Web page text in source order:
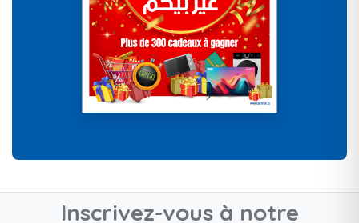
Inscrivez-vous à notre